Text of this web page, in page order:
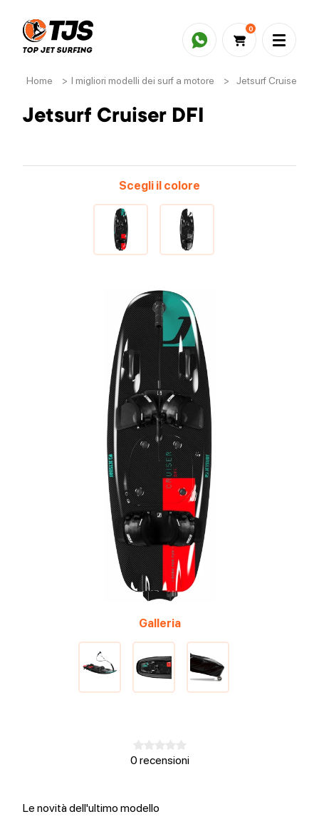
0
Home > I migliori modelli dei surf a motore > Jetsurf Cruiser DFI
Jetsurf Cruiser DFI
Scegli il colore
Galleria
0 recensioni
Le novità dell'ultimo modello